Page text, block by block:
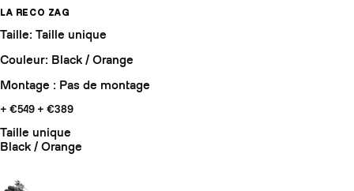
LA RECO ZAG
Taille: Taille unique
Couleur: Black / Orange
Montage : Pas de montage
+ €549 + €389
Taille unique
Black / Orange